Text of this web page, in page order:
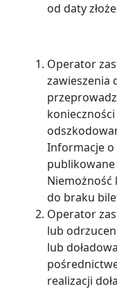
od daty
Operator
zawieszenia
Informacje o
Niemożność
do braku
Operator
lub
lub
realizacji